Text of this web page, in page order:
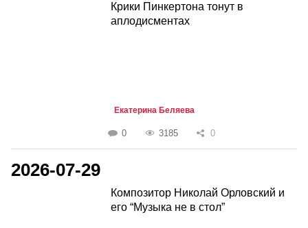
Крики Пинкертона тонут в
аплодисментах
Екатерина Беляева
0 3185 0
2026-07-29
Композитор Николай Орловский и
его “Музыка не в стол”